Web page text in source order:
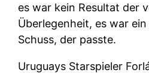
es war kein Resultat der
Überlegenheit, es war ein
Schuss, der passte.
Uruguays Starspieler